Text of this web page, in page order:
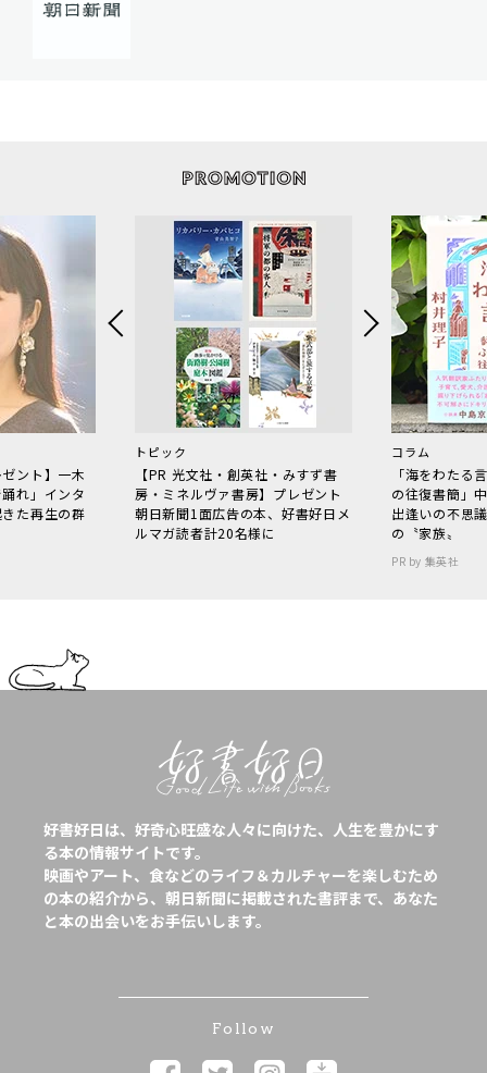
ント】一木
れ」インタ
た再生の群
トピック
【PR 光文社・創英社・みすず書
房・ミネルヴァ書房】プレゼント
朝日新聞1面広告の本、好書好日メ
ルマガ読者計20名様に
コラム
「海をわた
の往復書簡」
出逢いの不思
の〝家族〟
PR by 集英社
好書好日は、好奇心旺盛な人々に向けた、人生を豊かにす
る本の情報サイトです。
映画やアート、食などのライフ＆カルチャーを楽しむため
の本の紹介から、朝日新聞に掲載された書評まで、あなた
と本の出会いをお手伝いします。
Follow